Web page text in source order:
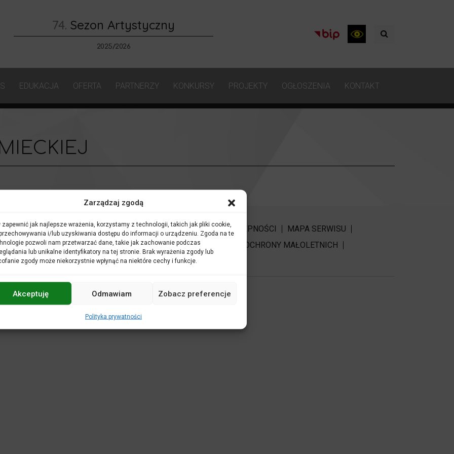
Zarządzaj zgodą
zapewnić jak najlepsze wrażenia, korzystamy z technologii, takich jak pliki cookie,
i/lub uzyskiwania dostępu do informacji o urządzeniu. Zgoda na te
pozwoli nam przetwarzać dane, takie jak zachowanie podczas
lub unikalne identyfikatory na tej stronie. Brak wyrażenia zgody lub
zgody może niekorzystnie wpłynąć na niektóre cechy i funkcje.
Akceptuję Odmawiam Zobacz preferencje
Polityka prywatności
74. Sezon Artystyczny
2025/2026
EDUKACJA OFERTA PARTNERZY KONKURSY PROJEKTY OGŁOSZENIA KONTAKT
POLITYKA PRYWATNOŚCI DEKLARACJA DOSTĘPNOŚCI
MAPA SERWISU
REGULAMINY
KASA BILETOWA
STANDARDY OCHRONY MAŁOLETNICH
WIRTUALNY SPACER
Projekt i realizacja: